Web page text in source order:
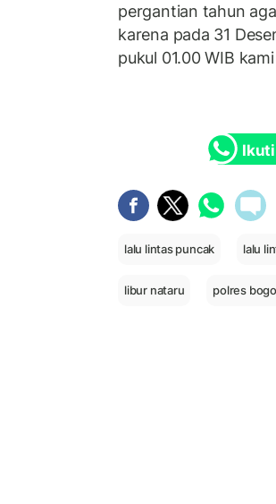
pergantian tahun
karena pada 31
pukul 01.00 WIB
lalu lintas puncak lalu
libur nataru polres